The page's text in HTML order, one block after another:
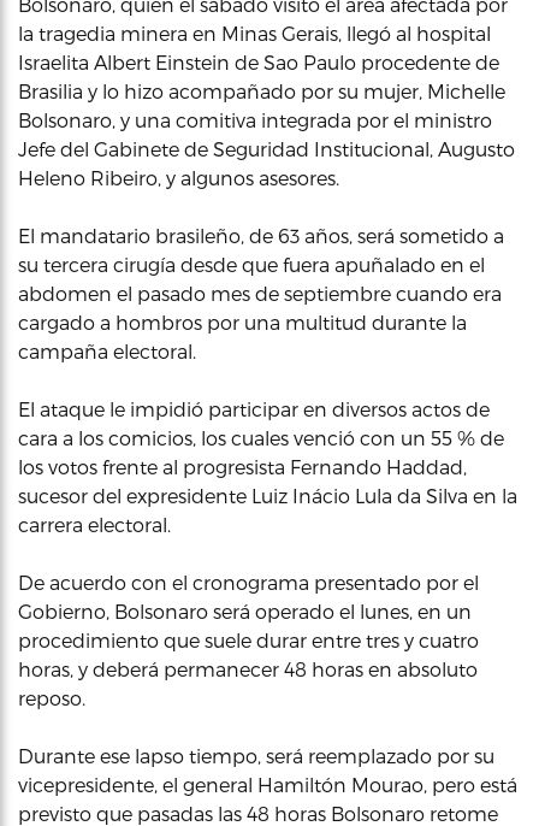
la tragedia minera en Minas Gerais, llegó al hospital
Israelita Albert Einstein de Sao Paulo procedente de
Brasilia y lo hizo acompañado por su mujer, Michelle
Bolsonaro, y una comitiva integrada por el ministro
Jefe del Gabinete de Seguridad Institucional, Augusto
Heleno Ribeiro, y algunos asesores.
El mandatario brasileño, de 63 años, será sometido a
su tercera cirugía desde que fuera apuñalado en el
abdomen el pasado mes de septiembre cuando era
cargado a hombros por una multitud durante la
campaña electoral.
El ataque le impidió participar en diversos actos de
cara a los comicios, los cuales venció con un 55 % de
los votos frente al progresista Fernando Haddad,
sucesor del expresidente Luiz Inácio Lula da Silva en la
carrera electoral.
De acuerdo con el cronograma presentado por el
Gobierno, Bolsonaro será operado el lunes, en un
procedimiento que suele durar entre tres y cuatro
horas, y deberá permanecer 48 horas en absoluto
reposo.
Durante ese lapso tiempo, será reemplazado por su
vicepresidente, el general Hamiltón Mourao, pero está
previsto que pasadas las 48 horas Bolsonaro retome